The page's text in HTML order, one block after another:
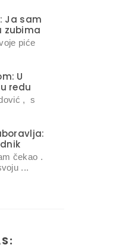
Ja sam
zubima
piće
U
redu
, s
čekao .
...